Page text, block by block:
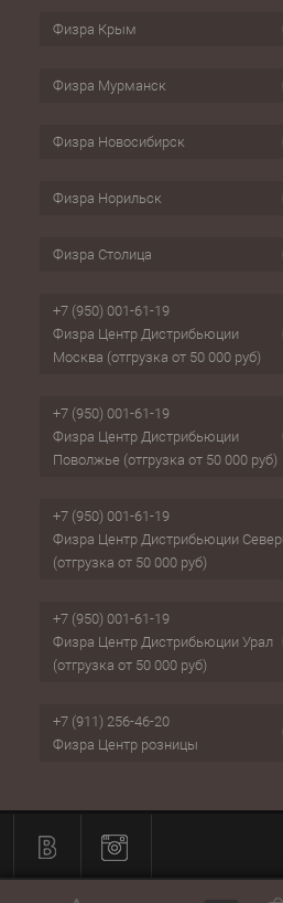
Физра Крым
Физра Мурманск
Физра Новосибирск
Физра Норильск
Физра Столица
+7 (950) 001-61-19
Физра Центр Дистрибьюции
Москва (отгрузка от 50 000 руб)
+7 (950) 001-61-19
Физра Центр Дистрибьюции
Поволжье (отгрузка от 50 000 руб)
+7 (950) 001-61-19
Физра Центр Дистрибьюции Север
(отгрузка от 50 000 руб)
+7 (950) 001-61-19
Физра Центр Дистрибьюции Урал
(отгрузка от 50 000 руб)
+7 (911) 256-46-20
Физра Центр розницы